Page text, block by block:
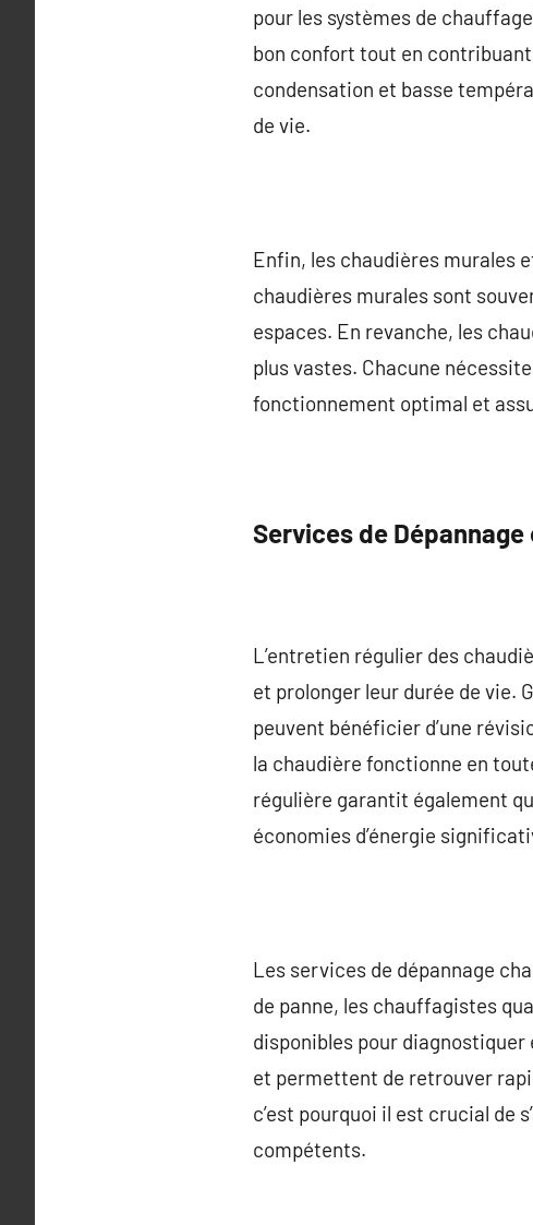
pour les systèmes de
bon confort tout en contribuant
condensation et basse
de vie.
Enfin, les chaudières murales
chaudières murales sont
espaces. En revanche, les
plus vastes. Chacune
fonctionnement optimal et
Services de
L’entretien régulier des
et prolonger leur durée de vie.
peuvent bénéficier d’une
la chaudière fonctionne en
régulière garantit également
économies d’énergie
Les services de dépannage
de panne, les chauffagistes
disponibles pour
et permettent de retrouver
c’est pourquoi il est crucial de
compétents.